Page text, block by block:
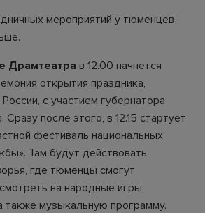
мероприятий у тюменцев
Драмтеатра в 12.00 начнется
открытия праздника,
с участием губернатора
после этого, в 12.15 стартует
фестиваль национальных
Там будут действовать
где тюменцы смогут
на народные игры,
также музыкальную программу.